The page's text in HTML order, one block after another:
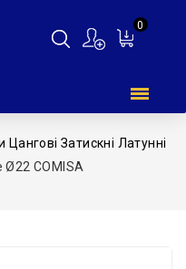
0
Цангові Затискні Латунні
Ø22 COMISA